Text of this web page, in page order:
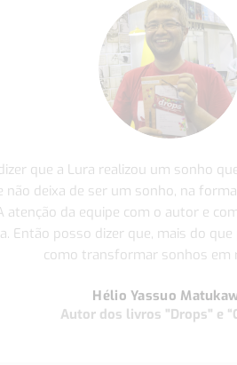
que a Lura realizou um sonho
não deixa de ser um sonho, na
atenção da equipe com o autor e
Então posso dizer que, mais do
como transformar sonhos em
Hélio Yassuo
Autor dos livros "Drops" e